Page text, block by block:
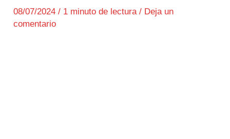
08/07/2024/ 1 minuto de lectura / Deja un
comentario